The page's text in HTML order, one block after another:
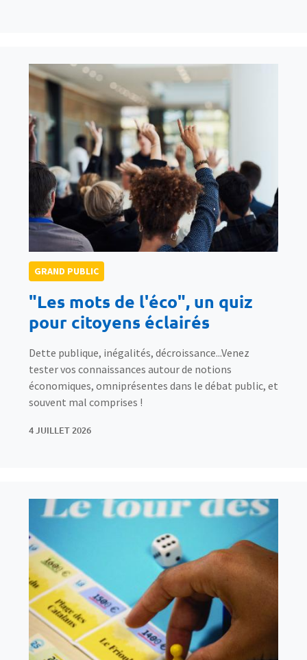
GRAND PUBLIC
"Les mots de l'éco", un quiz
pour citoyens éclairés
Dette publique, inégalités, décroissance...Venez
tester vos connaissances autour de notions
économiques, omniprésentes dans le débat public, et
souvent mal comprises !
4 JUILLET 2026